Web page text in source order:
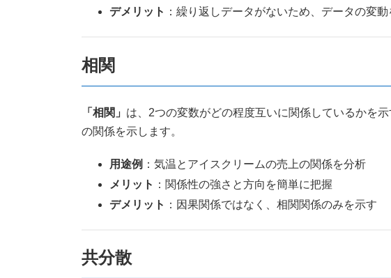
デメリット ：繰り返しデータがないため、データの変
相関
「相関」 は、2つの変数がどの程度互いに関係しているかを
の関係を示します。
用途例 ：気温とアイスクリームの売上の関係を分析
メリット ：関係性の強さと方向を簡単に把握
デメリット ：因果関係ではなく、相関関係のみを示す
共分散